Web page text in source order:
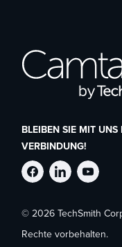
BLEIBEN SIE MIT UNS
VERBINDUNG!
TechSmith
aufaufauf
© 2026 TechSmith
Rechte vorbehalten.